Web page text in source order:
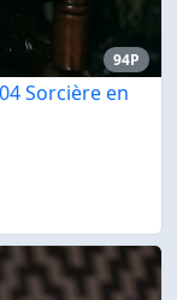
94P
Sorcière en